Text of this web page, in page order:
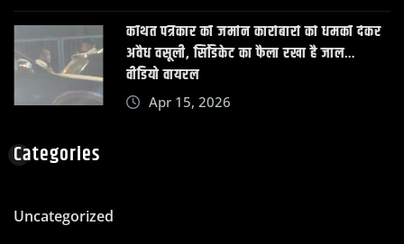
कथित पत्रकार की जमीन कारोबारी को धमकी देकर
अवैध वसूली, सिंडिकेट का फैला रखा है जाल…
वीडियो वायरल
Apr 15, 2026
Categories
Uncategorized